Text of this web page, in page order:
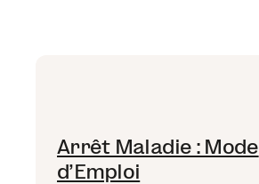
Arrêt Maladie : Mode
d’Emploi